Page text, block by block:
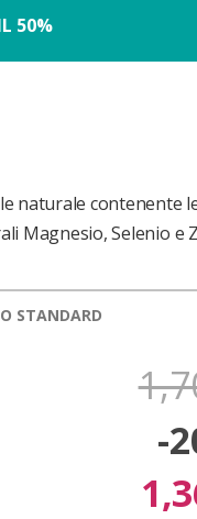
50%
naturale contenente
Magnesio, Selenio e
STANDARD
-